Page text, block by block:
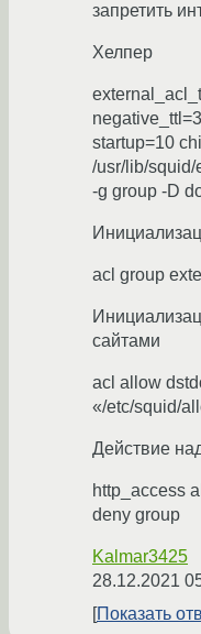
запретить
Хелпер
startup=10
/usr/lib/
-g group -D
acl group
сайтами
acl allow
«/etc/squid/
Действие
http_access
deny group
Kalmar3425
28.12.2021
Показать